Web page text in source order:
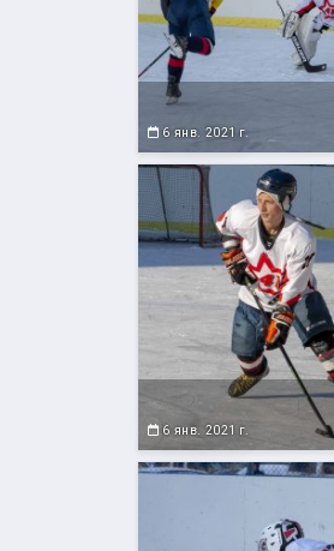
6 янв. 2021 г.
6 янв. 2021 г.